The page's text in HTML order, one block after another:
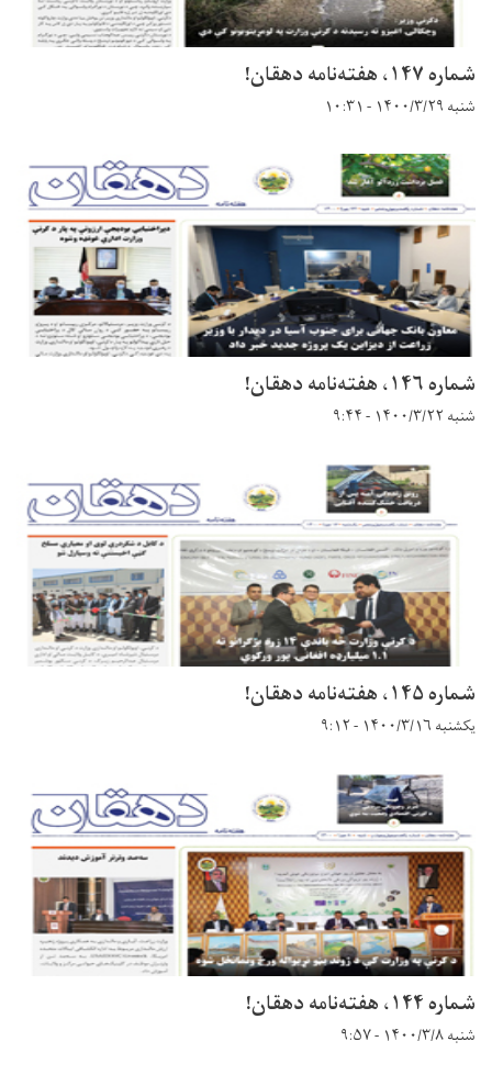
شماره ۱۴۷، هفته‌نامه دهقان!
شنبه ۱۴۰۰/۳/۲۹ - ۱۰:۳۱
شماره ۱۴۶، هفته‌نامه دهقان!
شنبه ۱۴۰۰/۳/۲۲ - ۹:۴۴
شماره ۱۴۵، هفته‌نامه دهقان!
یکشنبه ۱۴۰۰/۳/۱۶ - ۹:۱۲
شماره ۱۴۴، هفته‌نامه دهقان!
شنبه ۱۴۰۰/۳/۸ - ۹:۵۷